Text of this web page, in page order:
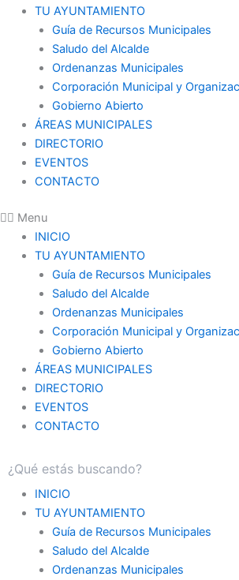
TU AYUNTAMIENTO
Guía de Recursos Municipales
Saludo del Alcalde
Ordenanzas Municipales
Corporación Municipal y
Gobierno Abierto
ÁREAS MUNICIPALES
DIRECTORIO
EVENTOS
CONTACTO
Menu
INICIO
TU AYUNTAMIENTO
Guía de Recursos Municipales
Saludo del Alcalde
Ordenanzas Municipales
Corporación Municipal y
Gobierno Abierto
ÁREAS MUNICIPALES
DIRECTORIO
EVENTOS
CONTACTO
INICIO
TU AYUNTAMIENTO
Guía de Recursos Municipales
Saludo del Alcalde
Ordenanzas Municipales